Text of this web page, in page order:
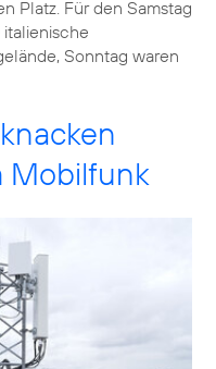
Platz. Für den Samstag
Sonntag waren
Mobilfunk